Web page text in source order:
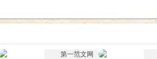
第一范文网